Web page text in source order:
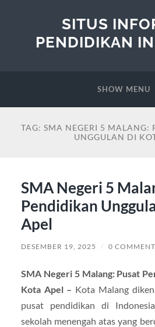
SITUS
PENDIDIKAN
SHOW MENU
TAG: SMA NEGERI 5 MALANG:
UNGGULAN DI
SMA Negeri 5
Pendidikan
Apel
DESEMBER 19, 2025 / 0
SMA Negeri 5 Malang: Pusat
Kota Apel – Kota Malang
pusat pendidikan di
sekolah menengah atas yang